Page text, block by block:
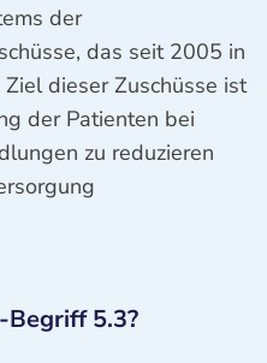
der
das seit 2005 in
dieser Zuschüsse ist
der Patienten bei
zu reduzieren
Begriff 5.3?